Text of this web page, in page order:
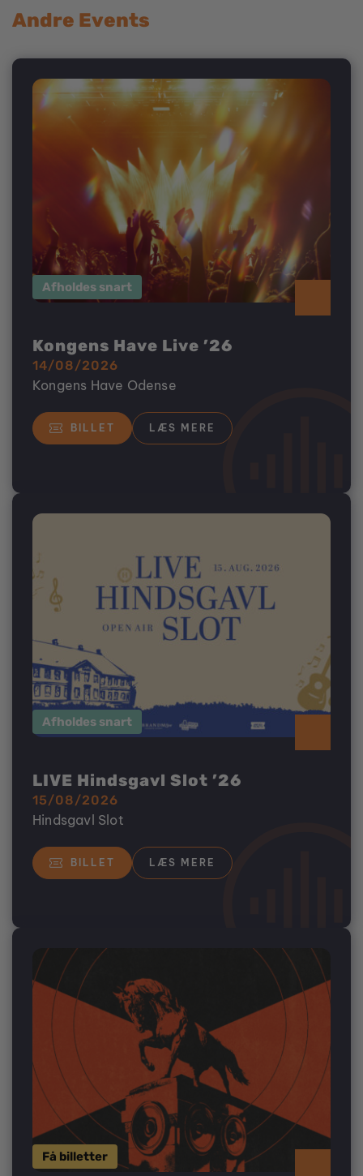
Andre Events
Afholdes snart
Kongens Have Live ’26
14/08/2026
Kongens Have Odense
BILLET LÆS MERE
Afholdes snart
LIVE Hindsgavl Slot ’26
15/08/2026
Hindsgavl Slot
BILLET LÆS MERE
Få billetter